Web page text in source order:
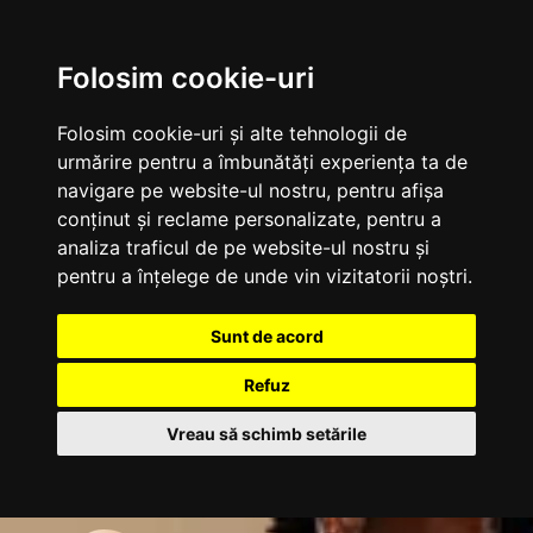
Folosim cookie-uri
Folosim cookie-uri și alte tehnologii de
urmărire pentru a îmbunătăți experiența ta de
navigare pe website-ul nostru, pentru afișa
conținut și reclame personalizate, pentru a
analiza traficul de pe website-ul nostru și
pentru a înțelege de unde vin vizitatorii noștri.
Sunt de acord
Refuz
Vreau să schimb setările